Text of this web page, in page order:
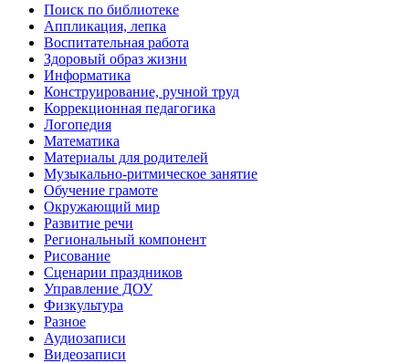
Поиск по библиотеке
Аппликация, лепка
Воспитательная работа
Здоровый образ жизни
Информатика
Конструирование, ручной труд
Коррекционная педагогика
Логопедия
Математика
Материалы для родителей
Музыкально-ритмическое занятие
Обучение грамоте
Окружающий мир
Развитие речи
Региональный компонент
Рисование
Сценарии праздников
Управление ДОУ
Физкультура
Разное
Аудиозаписи
Видеозаписи